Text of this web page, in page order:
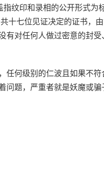
指纹印和录相的公开形式为
十七位见证决定的证书，
对任何人做过密意的封受
任何级别的仁波且如果不符
题，严重者就是妖魔或骗